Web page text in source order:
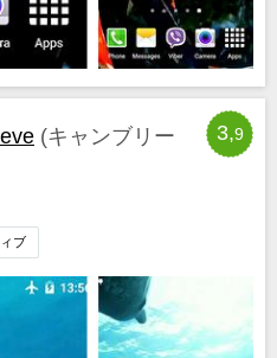
3,9
(キャンブリー
ブ